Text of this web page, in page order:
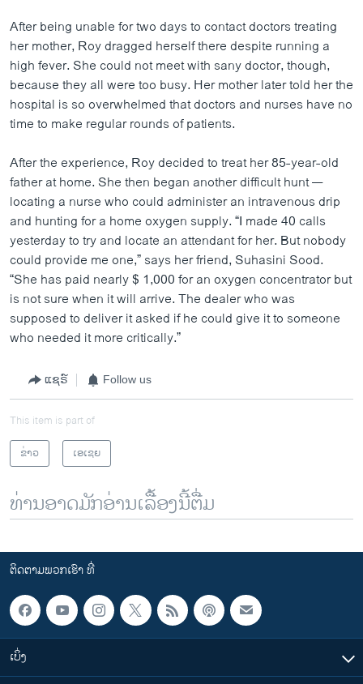
After being unable for two days to contact doctors treating
her mother, Roy dragged herself there despite running a
high fever. She could not meet with sany doctor, though,
because they all were too busy. Her mother later told her the
hospital is so overwhelmed that doctors and nurses have no
time to make regular rounds of patients.
After the experience, Roy decided to treat her 85-year-old
father at home. She then began another difficult hunt —
locating a nurse who could administer an intravenous drip
and hunting for a home oxygen supply. “I made 40 calls
yesterday to try and locate an attendant for her. But nobody
could provide me one,” says her friend, Suhasini Sood.
“She has paid nearly $ 1,000 for an oxygen concentrator but
is not sure when it will arrive. The dealer who was
supposed to deliver it asked if he could give it to someone
who needed it more critically.”
ແຊຣ໌ Follow us
This item is part of
ຂ່າວ
ເອເຊຍ
ທ່ານອາດມັກອ່ານເລື້ອງນີ້ຕື່ມ
ຕິດຕາມພວກເຮົາ ທີ່
ເບິ່ງ